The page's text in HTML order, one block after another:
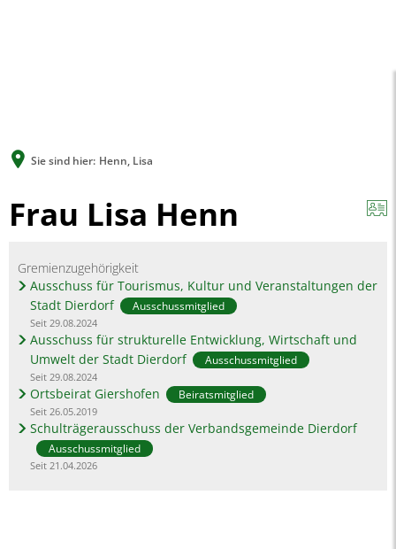
Sie sind hier: Henn, Lisa
Frau Lisa Henn
Gremienzugehörigkeit
Ausschuss für Tourismus, Kultur und Veranstaltungen der
Stadt Dierdorf
Ausschussmitglied
Seit 29.08.2024
Ausschuss für strukturelle Entwicklung, Wirtschaft und
Umwelt der Stadt Dierdorf
Ausschussmitglied
Seit 29.08.2024
Ortsbeirat Giershofen Beiratsmitglied
Seit 26.05.2019
Schulträgerausschuss der Verbandsgemeinde Dierdorf
Ausschussmitglied
Seit 21.04.2026